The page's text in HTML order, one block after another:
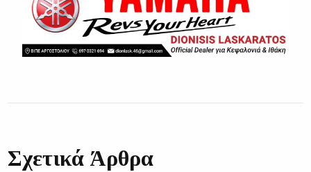
Σχετικά Άρθρα